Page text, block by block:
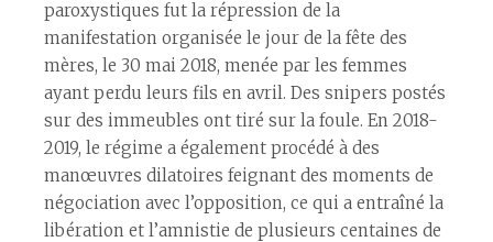
paroxystiques fut la répression de la
manifestation organisée le jour de la fête des
mères, le 30 mai 2018, menée par les femmes
ayant perdu leurs fils en avril. Des snipers postés
sur des immeubles ont tiré sur la foule. En 2018-
2019, le régime a également procédé à des
manœuvres dilatoires feignant des moments de
négociation avec l’opposition, ce qui a entraîné la
libération et l’amnistie de plusieurs centaines de